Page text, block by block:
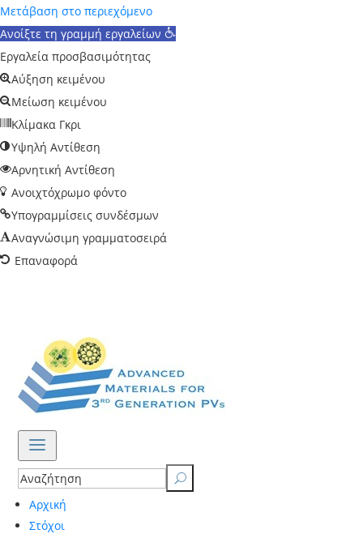
Μετάβαση στο περιεχόμενο
Ανοίξτε τη γραμμή εργαλείων
Εργαλεία προσβασιμότητας
Αύξηση κειμένου
Μείωση κειμένου
Κλίμακα Γκρι
Υψηλή Αντίθεση
Αρνητική Αντίθεση
Ανοιχτόχρωμο φόντο
Υπογραμμίσεις συνδέσμων
Αναγνώσιμη γραμματοσειρά
Επαναφορά
a
U
Αρχική
Στόχοι